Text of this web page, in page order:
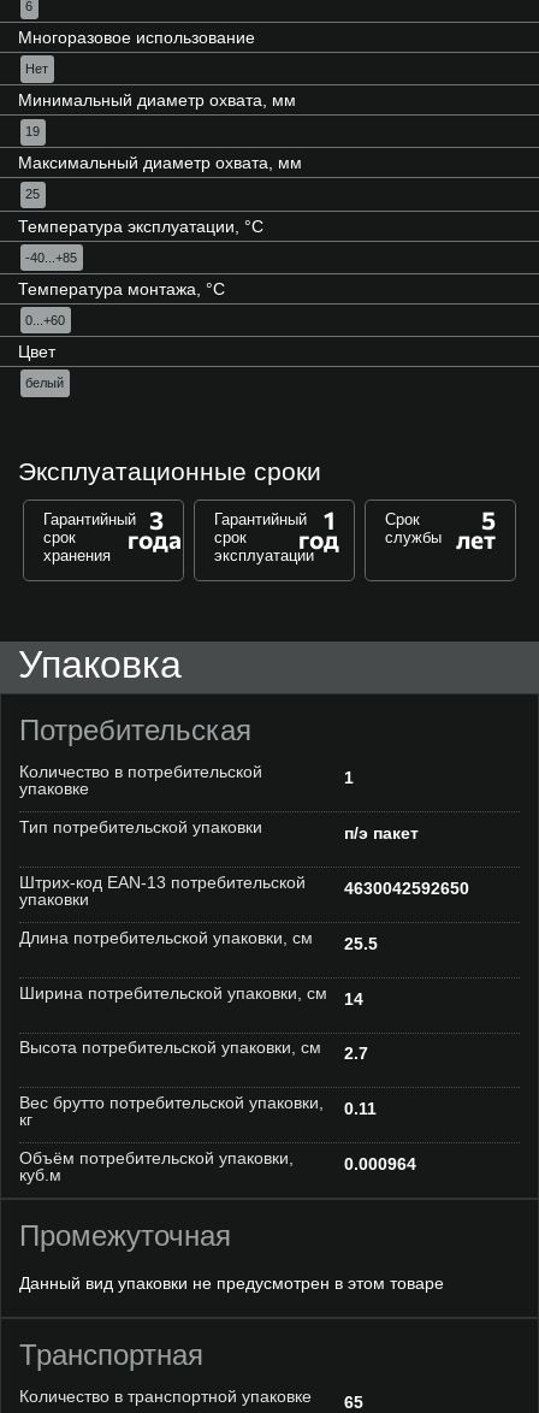
6
Многоразовое использование
Нет
Минимальный диаметр охвата, мм
19
Максимальный диаметр охвата, мм
25
Температура эксплуатации, °C
-40...+85
Температура монтажа, °C
0...+60
Цвет
белый
Эксплуатационные сроки
Гарантийный
срок
хранения
3
года
Гарантийный
срок
эксплуатации
1
год
Срок
службы
5
лет
Упаковка
Потребительская
Количество в потребительской
упаковке
1
Тип потребительской упаковки п/э пакет
Штрих-код EAN-13 потребительской
упаковки
4630042592650
Длина потребительской упаковки, см 25.5
Ширина потребительской упаковки, см 14
Высота потребительской упаковки, см 2.7
Вес брутто потребительской упаковки,
кг
0.11
Объём потребительской упаковки,
куб.м
0.000964
Промежуточная
Данный вид упаковки не предусмотрен в этом товаре
Транспортная
Количество в транспортной упаковке 65